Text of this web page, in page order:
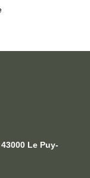
43000 Le Puy-